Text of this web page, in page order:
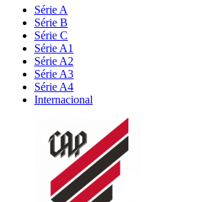
Série A
Série B
Série C
Série A1
Série A2
Série A3
Série A4
Internacional